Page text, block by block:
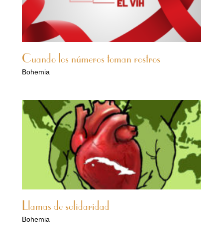
Cuando los números toman rostros
Bohemia
Llamas de solidaridad
Bohemia